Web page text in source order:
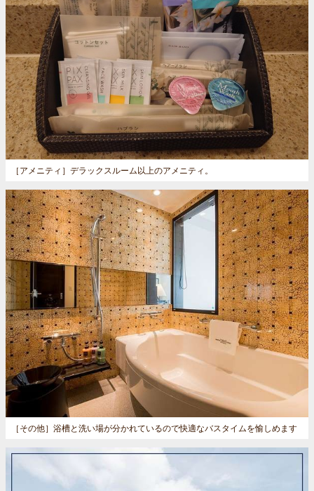
［アメニティ］ デラックスルーム以上のアメニティ。
［その他］ 浴槽と洗い場が分かれているので快適なバスタイムを愉しめます